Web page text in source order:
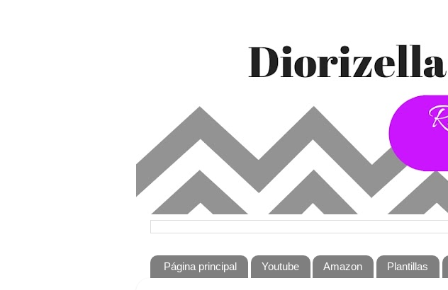
Página principal Youtube Amazon Plantillas